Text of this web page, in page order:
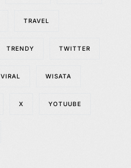
TRAVEL
TRENDY TWITTER
VIRAL WISATA
X YOTUUBE